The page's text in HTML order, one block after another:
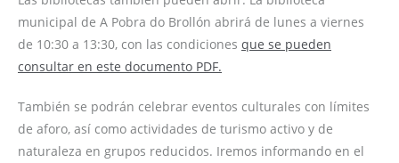
municipal de A Pobra do Brollón abrirá de lunes a viernes
de 10:30 a 13:30, con las condiciones que se pueden
consultar en este documento PDF.
También se podrán celebrar eventos culturales con límites
de aforo, así como actividades de turismo activo y de
naturaleza en grupos reducidos. Iremos informando en el